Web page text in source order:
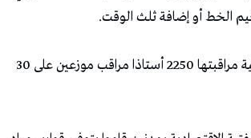
الخط أو إضافة ثلث الوقت.
هذا وتتواصل الاختبارات بحوالي 360 قاعة امتحان يؤمن عملية مراقبتها 2250 أستاذا مراقب موزعين على 30